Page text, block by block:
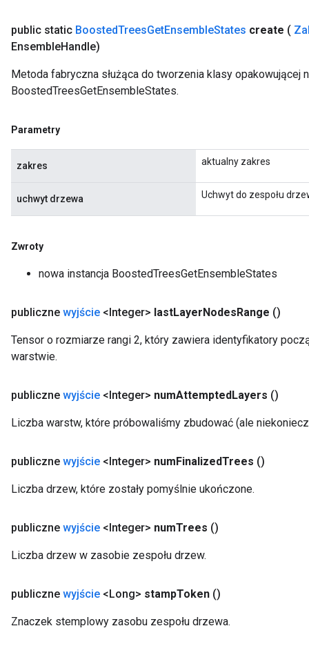
public static BoostedTreesGetEnsembleStates create (
EnsembleHandle)
Metoda fabryczna służąca do tworzenia klasy opakowującej
BoostedTreesGetEnsembleStates.
Parametry
zakres aktualny zakres
uchwyt drzewa Uchwyt do zespołu
Zwroty
nowa instancja BoostedTreesGetEnsembleStates
publiczne wyjście <Integer> lastLayerNodesRange ()
Tensor o rozmiarze rangi 2, który zawiera identyfikatory
warstwie.
publiczne wyjście <Integer> numAttemptedLayers ()
Liczba warstw, które próbowaliśmy zbudować (ale
publiczne wyjście <Integer> numFinalizedTrees ()
Liczba drzew, które zostały pomyślnie ukończone.
publiczne wyjście <Integer> numTrees ()
Liczba drzew w zasobie zespołu drzew.
publiczne wyjście <Long> stampToken ()
Znaczek stemplowy zasobu zespołu drzewa.